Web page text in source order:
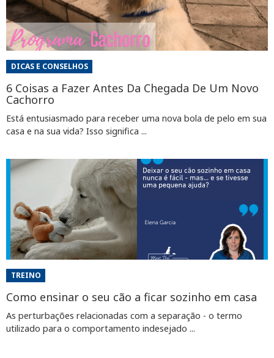
DICAS E CONSELHOS
6 Coisas a Fazer Antes Da Chegada De Um Novo
Cachorro
Está entusiasmado para receber uma nova bola de pelo em sua
casa e na sua vida? Isso significa ...
TREINO
Como ensinar o seu cão a ficar sozinho em casa
As perturbações relacionadas com a separação - o termo
utilizado para o comportamento indesejado ...